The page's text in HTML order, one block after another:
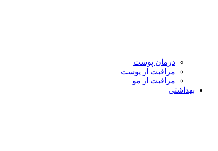
درمان پوست
مراقبت از پوست
مراقبت از مو
بهداشتی